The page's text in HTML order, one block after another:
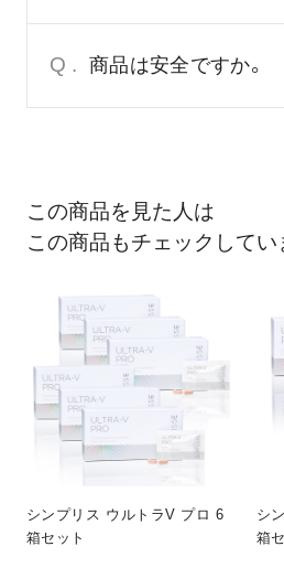
Q. 商品は安全ですか。
この商品を見た人は
この商品もチェックしてい
シンプリス ウルトラV プロ 6
箱セット
シ
箱